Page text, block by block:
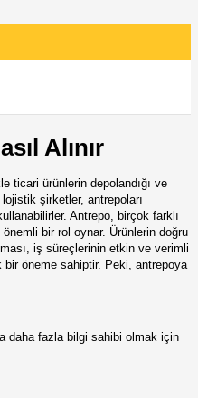
Alınır
ticari ürünlerin depolandığı ve
şirketler, antrepoları
Antrepo, birçok farklı
bir rol oynar. Ürünlerin doğru
iş süreçlerinin etkin ve verimli
bir öneme sahiptir. Peki, antrepoya
daha fazla bilgi sahibi olmak için